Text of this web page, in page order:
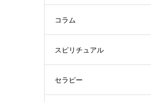
コラム
スピリチュアル
セラピー